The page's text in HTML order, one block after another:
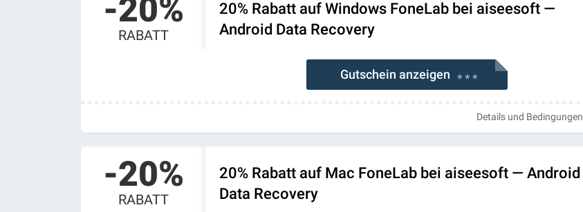
-20%
RABATT
20% Rabatt auf Windows FoneLab bei aiseesoft —
Android Data Recovery
Gutschein anzeigen * * *
Details und Bedingungen
-20%
RABATT
20% Rabatt auf Mac FoneLab bei aiseesoft — Android
Data Recovery